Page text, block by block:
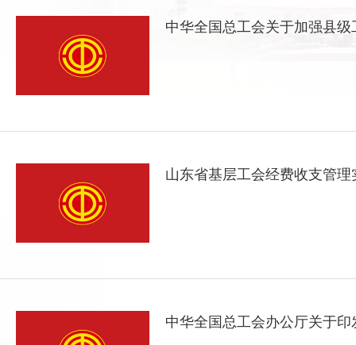
中华全国总工会关于加强县
山东省基层工会经费收支管
中华全国总工会办公厅关于